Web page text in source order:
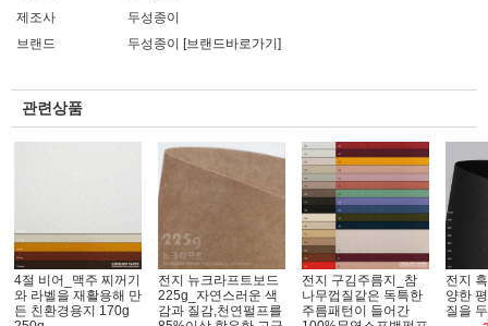
제조사
두성종이
브랜드
두성종이 [브랜드바로가기]
관련상품
4절 비어_맥주 찌꺼기
와 라벨을 재활용해 만
든 친환경용지 170g
전지 뉴크라프트보드
225g_자연스러운 색
감과 질감,천연펄프를
전지 구김주름지_참
나무껍질같은 독특한
주름패턴이 들어간
전지
양한
질을